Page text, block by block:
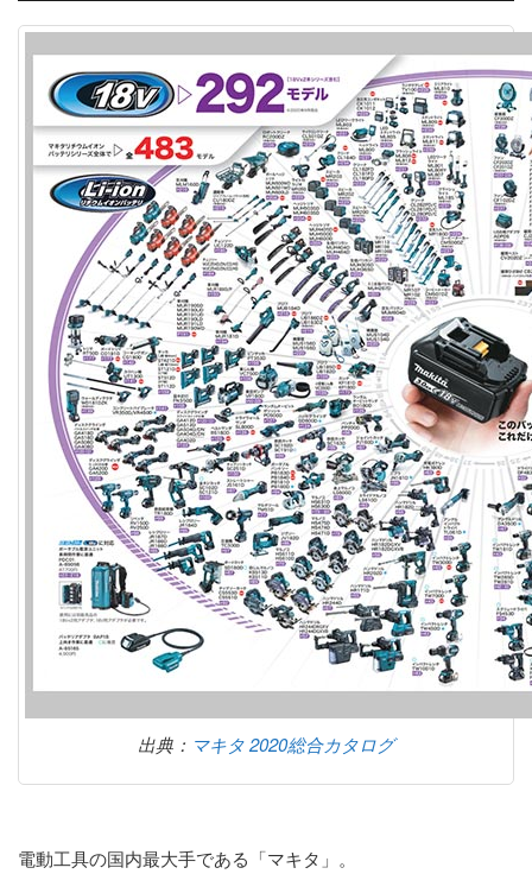
出典： マキタ 2020総合カタログ
電動工具の国内最大手である「マキタ」。